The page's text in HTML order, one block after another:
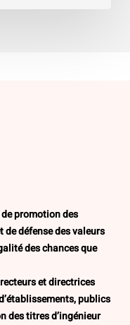
promotion des
de défense des valeurs
des chances que
et directrices
publics
des titres d’ingénieur